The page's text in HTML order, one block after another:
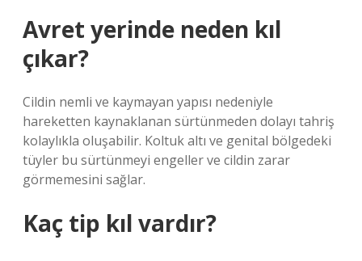
Avret yerinde neden kıl
çıkar?
Cildin nemli ve kaymayan yapısı nedeniyle
hareketten kaynaklanan sürtünmeden dolayı tahriş
kolaylıkla oluşabilir. Koltuk altı ve genital bölgedeki
tüyler bu sürtünmeyi engeller ve cildin zarar
görmemesini sağlar.
Kaç tip kıl vardır?